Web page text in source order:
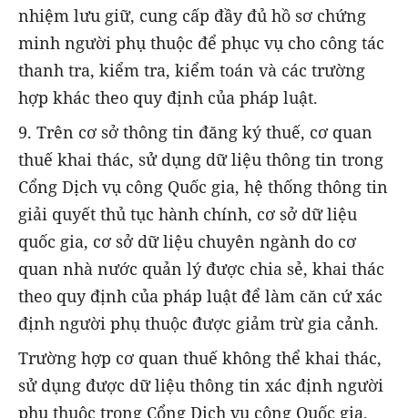
nhiệm lưu giữ, cung cấp đầy đủ hồ sơ chứng
minh người phụ thuộc để phục vụ cho công tác
thanh tra, kiểm tra, kiểm toán và các trường
hợp khác theo quy định của pháp luật.
9. Trên cơ sở thông tin đăng ký thuế, cơ quan
thuế khai thác, sử dụng dữ liệu thông tin trong
Cổng Dịch vụ công Quốc gia, hệ thống thông tin
giải quyết thủ tục hành chính, cơ sở dữ liệu
quốc gia, cơ sở dữ liệu chuyên ngành do cơ
quan nhà nước quản lý được chia sẻ, khai thác
theo quy định của pháp luật để làm căn cứ xác
định người phụ thuộc được giảm trừ gia cảnh.
Trường hợp cơ quan thuế không thể khai thác,
sử dụng được dữ liệu thông tin xác định người
phụ thuộc trong Cổng Dịch vụ công Quốc gia,